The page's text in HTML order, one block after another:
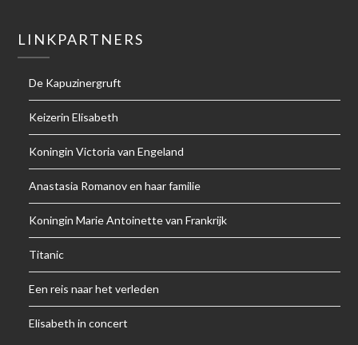
LINKPARTNERS
De Kapuzinergruft
Keizerin Elisabeth
Koningin Victoria van Engeland
Anastasia Romanov en haar familie
Koningin Marie Antoinette van Frankrijk
Titanic
Een reis naar het verleden
Elisabeth in concert